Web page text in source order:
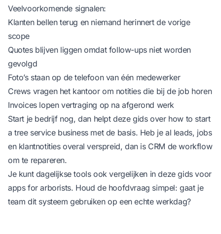
Veelvoorkomende signalen:
Klanten bellen terug en niemand herinnert de vorige
scope
Quotes blijven liggen omdat follow-ups niet worden
gevolgd
Foto’s staan op de telefoon van één medewerker
Crews vragen het kantoor om notities die bij de job horen
Invoices lopen vertraging op na afgerond werk
Start je bedrijf nog, dan helpt deze gids over how to start
a tree service businessmet de basis. Heb je al leads, jobs
en klantnotities overal verspreid, dan is CRM de workflow
om te repareren.
Je kunt dagelijkse tools ook vergelijken in deze gids voor
apps for arborists. Houd de hoofdvraag simpel: gaat je
team dit systeem gebruiken op een echte werkdag?